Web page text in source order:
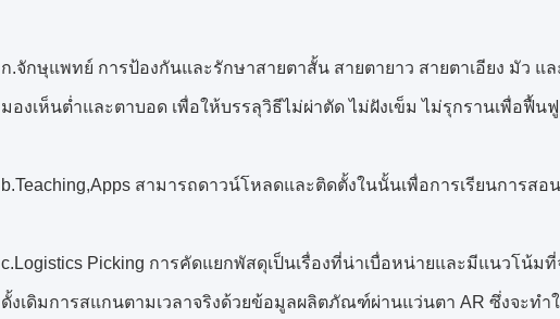
ก.จักษุแพทย์ การป้องกันและรักษาสายตาสั้น สายตายาว สายตาเอียง มัว แ
มองเห็นต่ำและตาบอด เพื่อให้บรรลุวิธีไม่ผ่าตัด ไม่ฝังเข็ม ไม่รุกรานเพื่อฟื้
b.Teaching,Apps สามารถดาวน์โหลดและติดตั้งในนั้นเพื่อการเรียนการสอน
c.Logistics Picking การคัดแยกพัสดุเป็นเรื่องที่น่าเบื่อหน่ายและมีแนวโน้
ดั้งเดิมการสแกนตามเวลาจริงด้วยข้อมูลผลิตภัณฑ์ผ่านแว่นตา AR ซึ่งจะท